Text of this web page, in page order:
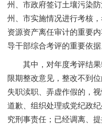
州、市政府签订土壤污染
州、市实施情况进行考核
资源资产离任审计的重要
导干部综合考评的重要依据
其中，对年度考评结
限期整改意见，整改不到
失职渎职、弄虚作假的，
道歉、组织处理或党纪政
究刑事责任；已经调离、